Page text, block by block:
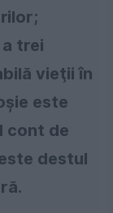
trei
vieţii în
este
cont de
destul